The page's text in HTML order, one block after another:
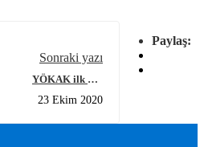
Paylaş:
Sonraki yazı
YÖKAK ilk kez
Ajansları Birliği
23 Ekim 2020